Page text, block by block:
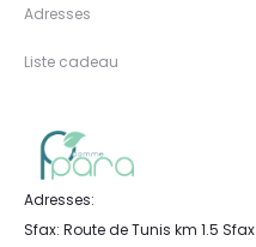
Adresses
Liste cadeau
Adresses:
Sfax: Route de Tunis km 1.5 Sfax